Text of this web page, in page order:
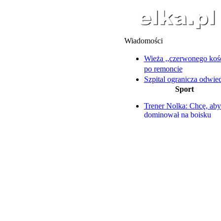
Wiadomości
Wieża ,,czerwonego
po remoncie
Szpital ogranicza
oddziale ortopedycznym
płocie i domowniku
Sport
Trener Nolka: Chcę, aby
dominował na boisku